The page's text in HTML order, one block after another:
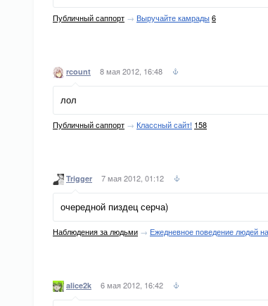
Публичный саппорт → Выручайте камрады6
rcount 8 мая 2012, 16:48
лол
Публичный саппорт → Классный сайт! 158
Trigger 7 мая 2012, 01:12
очередной пиздец серча)
Наблюдения за людьми → Ежедневное поведение людей
alice2k 6 мая 2012, 16:42